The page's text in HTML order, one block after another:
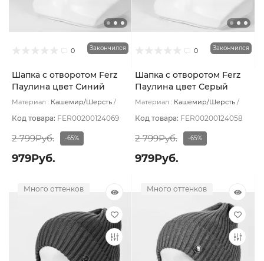
0 Закончился
Шапка с отворотом Ferz
Паулина цвет Синий
тёмный
Материал : Кашемир/Шерсть
Код товара: FER00200124069
2 799Руб. -65%
979Руб.
0 Закончился
Шапка с отворотом Ferz
Паулина цвет Серый
светлый
Материал : Кашемир/Шерсть
Код товара: FER00200124058
2 799Руб. -65%
979Руб.
Много оттенков Много оттенков